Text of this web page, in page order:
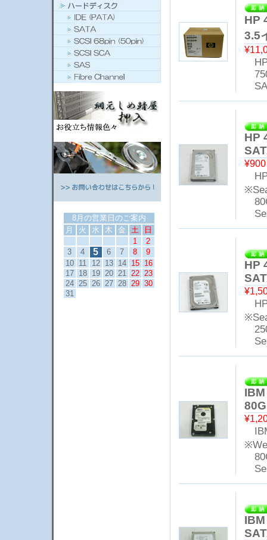
8月の営業日のご案内
月
火 水 木 金 土
日
1
2
3
4 5 6 7 8
9
10
11 12 13 14 15
16
17
18 19 20 21 22 23
24 25 26 27 28 29 30
31
HP
3.5
HP
HP
HP
HP
HP